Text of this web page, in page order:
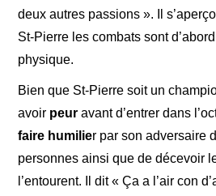
deux autres passions ». Il
St-Pierre les combats sont d’abord
physique.
Bien que St-Pierre soit un
avoir peur avant d’entrer dans
faire humilier par son adversaire
personnes ainsi que de décevoir
l’entourent. Il dit « Ça a l’air con